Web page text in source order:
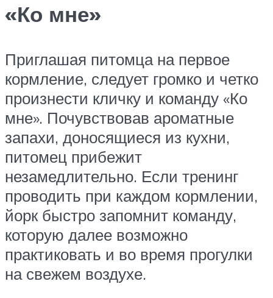
«Ко мне»
Приглашая питомца на первое
кормление, следует громко и четко
произнести кличку и команду «Ко
мне». Почувствовав ароматные
запахи, доносящиеся из кухни,
питомец прибежит
незамедлительно. Если тренинг
проводить при каждом кормлении,
йорк быстро запомнит команду,
которую далее возможно
практиковать и во время прогулки
на свежем воздухе.